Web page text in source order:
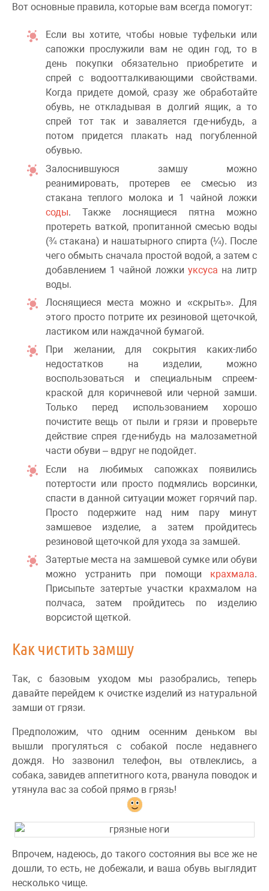
Вот основные правила, которые вам всегда помогут:
Если вы хотите, чтобы новые туфельки или
сапожки прослужили вам не один год, то в
день покупки обязательно приобретите и
спрей с водоотталкивающими свойствами.
Когда придете домой, сразу же обработайте
обувь, не откладывая в долгий ящик, а то
спрей тот так и заваляется где-нибудь, а
потом придется плакать над погубленной
обувью.
Залоснившуюся замшу можно
реанимировать, протерев ее смесью из
стакана теплого молока и 1 чайной ложки
соды. Также лоснящиеся пятна можно
протереть ваткой, пропитанной смесью воды
(¾ стакана) и нашатырного спирта (¼). После
чего обмыть сначала простой водой, а затем с
добавлением 1 чайной ложки уксуса на литр
воды.
Лоснящиеся места можно и «скрыть». Для
этого просто потрите их резиновой щеточкой,
ластиком или наждачной бумагой.
При желании, для сокрытия каких-либо
недостатков на изделии, можно
воспользоваться и специальным спреем-
краской для коричневой или черной замши.
Только перед использованием хорошо
почистите вещь от пыли и грязи и проверьте
действие спрея где-нибудь на малозаметной
части обуви – вдруг не подойдет.
Если на любимых сапожках появились
потертости или просто подмялись ворсинки,
спасти в данной ситуации может горячий пар.
Просто подержите над ним пару минут
замшевое изделие, а затем пройдитесь
резиновой щеточкой для ухода за замшей.
Затертые места на замшевой сумке или обуви
можно устранить при помощи крахмала.
Присыпьте затертые участки крахмалом на
полчаса, затем пройдитесь по изделию
ворсистой щеткой.
Как чистить замшу
Так, с базовым уходом мы разобрались, теперь
давайте перейдем к очистке изделий из натуральной
замши от грязи.
Предположим, что одним осенним деньком вы
вышли прогуляться с собакой после недавнего
дождя. Но зазвонил телефон, вы отвлеклись, а
собака, завидев аппетитного кота, рванула поводок и
утянула вас за собой прямо в грязь!
Впрочем, надеюсь, до такого состояния вы все же не
дошли, то есть, не добежали, и ваша обувь выглядит
несколько чище.